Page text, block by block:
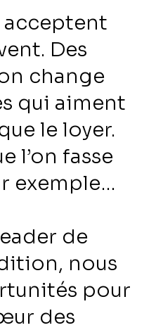
acceptent
Des
change
qui aiment
le loyer.
l’on fasse
exemple…
de
nous
pour
des